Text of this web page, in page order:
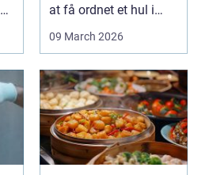
at få ordnet et hul i
tanden. For man...
09 March 2026